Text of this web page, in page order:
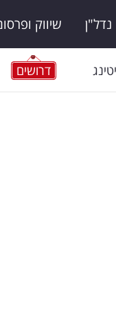
נדל"ן שיווק
דרושים